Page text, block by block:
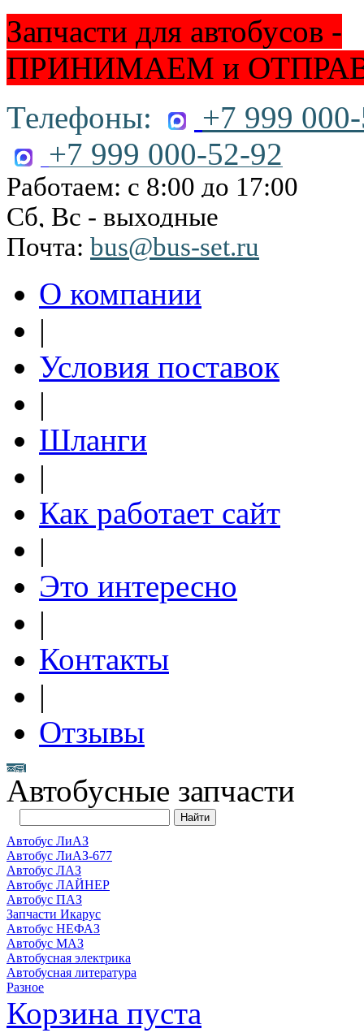
Запчасти для автобусов -
ПРИНИМАЕМ и
Телефоны:
+7 999
+7 999 000-52-92
Работаем: с 8:00 до 17:00
Сб, Вс - выходные
Почта: bus@bus-set.ru
О компании
|
Условия поставок
|
Шланги
|
Как работает сайт
|
Это интересно
|
Контакты
|
Отзывы
Автобусные запчасти
Автобус ЛиАЗ
Автобус ЛиАЗ-677
Автобус ЛАЗ
Автобус ЛАЙНЕР
Автобус ПАЗ
Запчасти Икарус
Автобус НЕФАЗ
Автобус МАЗ
Автобусная электрика
Автобусная литература
Разное
Корзина пуста